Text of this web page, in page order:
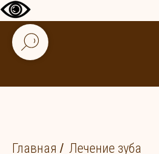
Главная / Лечение зуба